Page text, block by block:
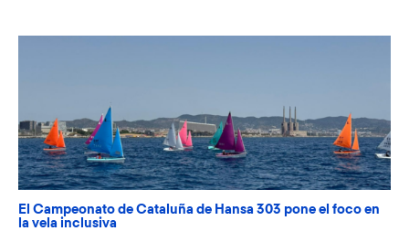
El Campeonato de Cataluña de Hansa 303 pone el foco en
la vela inclusiva